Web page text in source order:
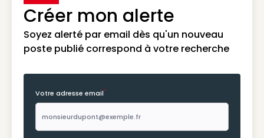
Créer mon alerte
Soyez alerté par email dès qu'un nouveau
poste publié correspond à votre recherche
Votre adresse email*